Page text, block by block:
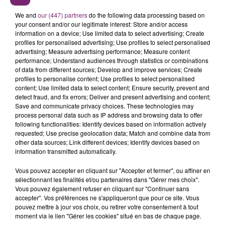
7 mai 2026 - 59 sec
CHOISIR UN BASSET HOUND… QUI ÊTES-VOUS
Oui, c’est le chien de l’inspecteur Columbo !
Lent, têtu, mais tellement attachant.
Avoir un basset, c’est un peu adopter une
personnalité à part entière. Ces chiens adorables
demandent de la patience… et leurs maîtres en ont à
revendre.
Doux, bienveillants, avec un grand cœur, ils savent que
la vie avec un basset est pleine de surprises et de
petits moments drôles.
Comme leur chien suit son flair, eux aussi suivent leurs
objectifs, avec calme et persévérance. Et même s’ils
aiment la tranquillité, ils ne sont jamais ennuyeux.
We and our (447) partnersdo the following data processing based on
your consent and/or our legitimate interest: Store and/or access
information on a device; Use limited data to select advertising; Create
profiles for personalised advertising; Use profiles to select personalised
advertising; Measure advertising performance; Measure content
performance; Understand audiences through statistics or combinations
of data from different sources; Develop and improve services; Create
profiles to personalise content; Use profiles to select personalised
content; Use limited data to select content; Ensure security, prevent and
detect fraud, and fix errors; Deliver and present advertising and content;
Save and communicate privacy choices. These technologies may
process personal data such as IP address and browsing data to offer
following functionalities: Identify devices based on information actively
requested; Use precise geolocation data; Match and combine data from
other data sources; Link different devices; Identify devices based on
information transmitted automatically.
Vous pouvez accepter en cliquant sur "Accepter et fermer", ou affiner en
sélectionnant les finalités et/ou partenaires dans "Gérer mes choix".
Vous pouvez également refuser en cliquant sur "Continuer sans
accepter". Vos préférences ne s'appliqueront que pour ce site. Vous
pouvez mettre à jour vos choix, ou retirer votre consentement à tout
moment via le lien "Gérer les cookies" situé en bas de chaque page.